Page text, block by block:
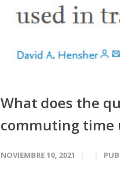
What does the
commuting time
NOVIEMBRE 10, 2021